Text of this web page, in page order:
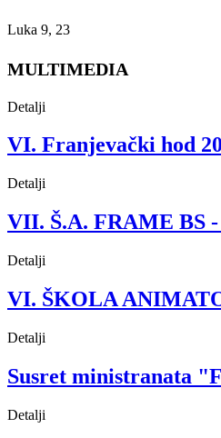
Luka 9, 23
MULTIMEDIA
Detalji
VI. Franjevački hod
Detalji
VII. Š.A. FRAME BS
Detalji
VI. ŠKOLA
Detalji
Susret ministranata
Detalji